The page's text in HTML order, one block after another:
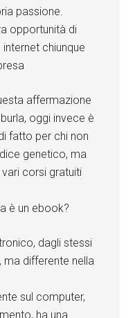
passione.
opportunità di
chiunque
affermazione
oggi invece è
fatto per chi non
genetico, ma
corsi gratuiti
è un ebook?
dagli stessi
differente nella
sul computer,
ha una